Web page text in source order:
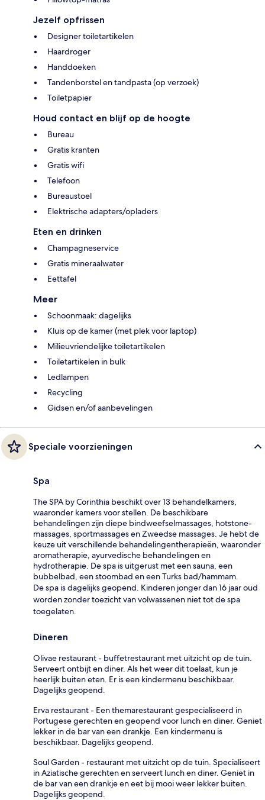
Jezelf opfrissen
Designer toiletartikelen
Haardroger
Handdoeken
Tandenborstel en tandpasta (op verzoek)
Toiletpapier
Houd contact en blijf op de hoogte
Bureau
Gratis kranten
Gratis wifi
Telefoon
Bureaustoel
Elektrische adapters/opladers
Eten en drinken
Champagneservice
Gratis mineraalwater
Eettafel
Meer
Schoonmaak: dagelijks
Kluis op de kamer (met plek voor laptop)
Milieuvriendelijke toiletartikelen
Toiletartikelen in bulk
Ledlampen
Recycling
Gidsen en/of aanbevelingen
Speciale voorzieningen
Spa
The SPA by Corinthia beschikt over 13 behandelkamers,
waaronder kamers voor stellen. De beschikbare
behandelingen zijn diepe bindweefselmassages, hotstone-
massages, sportmassages en Zweedse massages. Je hebt de
keuze uit verschillende behandelingentherapieën, waaronder
aromatherapie, ayurvedische behandelingen en
hydrotherapie. De spa is uitgerust met een sauna, een
bubbelbad, een stoombad en een Turks bad/hammam.
De spa is dagelijks geopend. Kinderen jonger dan 16 jaar oud
worden zonder toezicht van volwassenen niet tot de spa
toegelaten.
Dineren
Olivae restaurant - buffetrestaurant met uitzicht op de tuin.
Serveert ontbijt en diner. Als het weer dit toelaat, kun je
heerlijk buiten eten. Er is een kindermenu beschikbaar.
Dagelijks geopend.
Erva restaurant - Een themarestaurant gespecialiseerd in
Portugese gerechten en geopend voor lunch en diner. Geniet
lekker in de bar van een drankje. Een kindermenu is
beschikbaar. Dagelijks geopend.
Soul Garden - restaurant met uitzicht op de tuin. Specialiseert
in Aziatische gerechten en serveert lunch en diner. Geniet in
de bar van een drankje en eet bij mooi weer lekker buiten.
Dagelijks geopend.